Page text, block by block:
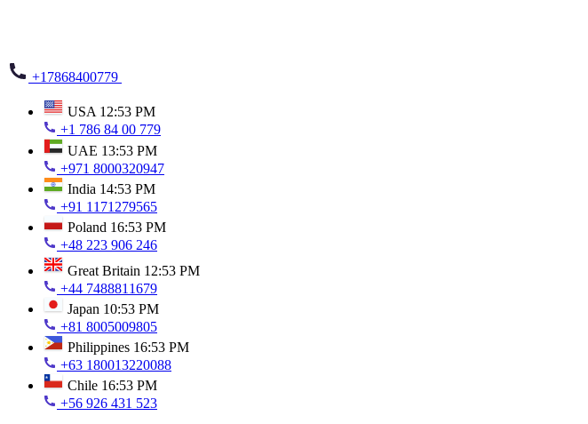
+17868400779
USA 12:53 PM
+1 786 84 00 779
UAE 13:53 PM
+971 8000320947
India 14:53 PM
+91 1171279565
Poland 16:53 PM
+48 223 906 246
Great Britain 12:53 PM
+44 7488811679
Japan 10:53 PM
+81 8005009805
Philippines 16:53 PM
+63 180013220088
Chile 16:53 PM
+56 926 431 523